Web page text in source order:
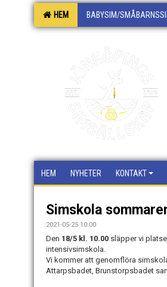
HEM BABYSIM/
HEM NYHETER KONTAKT
Simskola
2021-05-25 10:00
Den 18/5 kl. 10.00 släpper vi
intensivsimskola.
Vi kommer att genomflöra
Attarpsbadet, Brunstorpsbadet